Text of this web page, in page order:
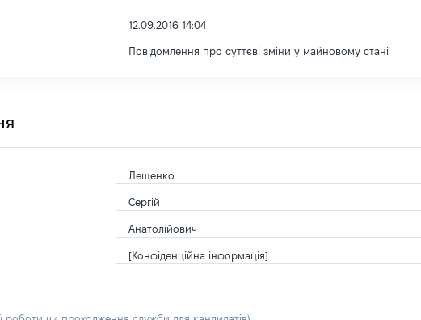
12.09.2016 14:04
Повідомлення про суттєві зміни y майновому стані
Лещенко
Сергій
Анатолійович
[Конфіденційна інформація]